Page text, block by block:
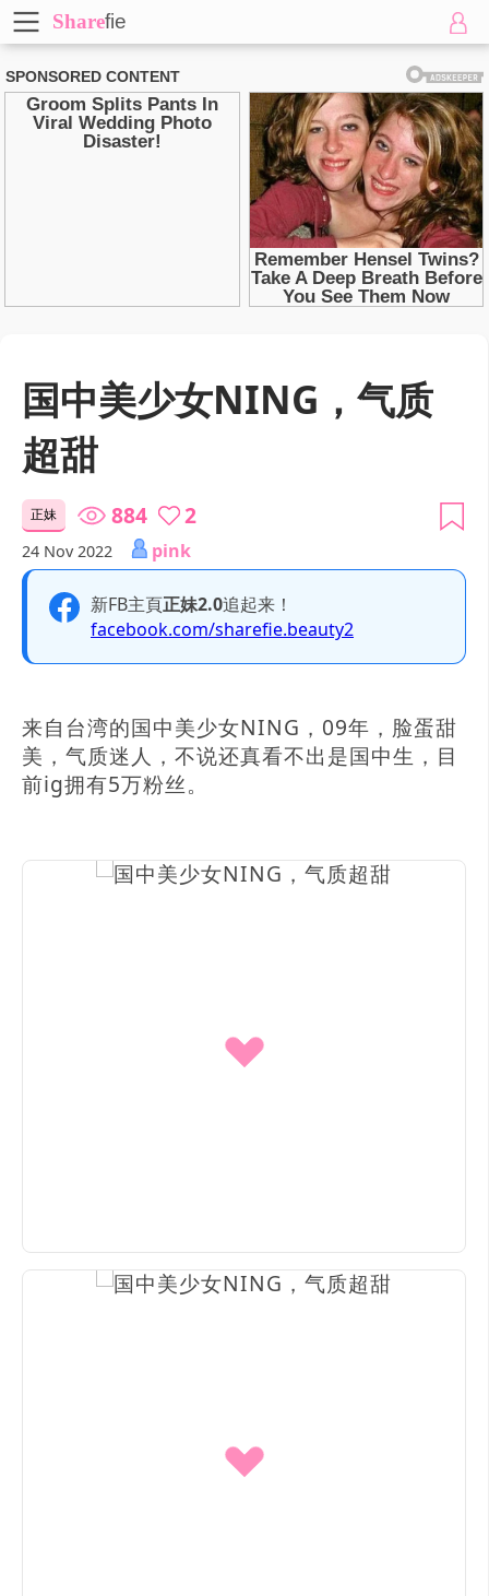
Sharefie
国中美少女NING，气质
超甜
正妹 884 2
24 Nov 2022 pink
新FB主頁正妹2.0追起来！
facebook.com/sharefie.beauty2
来自台湾的国中美少女NING，09年，脸蛋甜
美，气质迷人，不说还真看不出是国中生，目
前ig拥有5万粉丝。